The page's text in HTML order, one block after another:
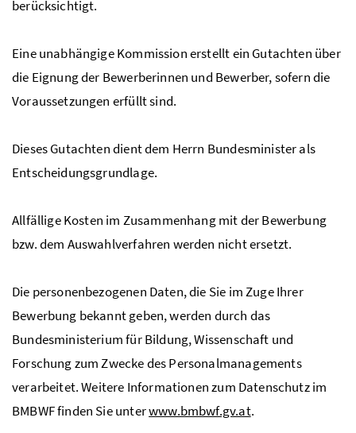
berücksichtigt.
Eine unabhängige Kommission erstellt ein Gutachten über
die Eignung der Bewerberinnen und Bewerber, sofern die
Voraussetzungen erfüllt sind.
Dieses Gutachten dient dem Herrn Bundesminister als
Entscheidungsgrundlage.
Allfällige Kosten im Zusammenhang mit der Bewerbung
bzw. dem Auswahlverfahren werden nicht ersetzt.
Die personenbezogenen Daten, die Sie im Zuge Ihrer
Bewerbung bekannt geben, werden durch das
Bundesministerium für Bildung, Wissenschaft und
Forschung zum Zwecke des Personalmanagements
verarbeitet. Weitere Informationen zum Datenschutz im
BMBWFfinden Sie unterwww.bmbwf.gv.at.